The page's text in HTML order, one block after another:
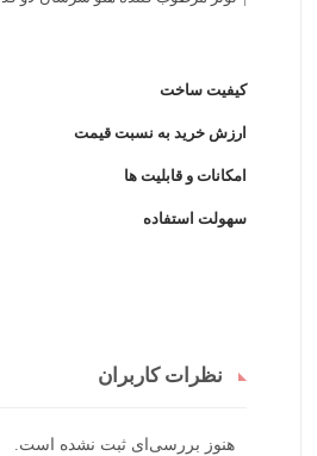
کیفیت ساخت
ارزش خرید به نسبت قیمت
امکانات و قابلیت ها
سهولت استفاده
نظرات کاربران
هنوز بررسی‌ای ثبت نشده است.